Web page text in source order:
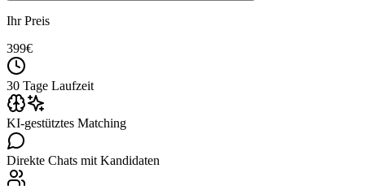
Ihr Preis
399€
30 Tage Laufzeit
KI-gestütztes Matching
Direkte Chats mit Kandidaten